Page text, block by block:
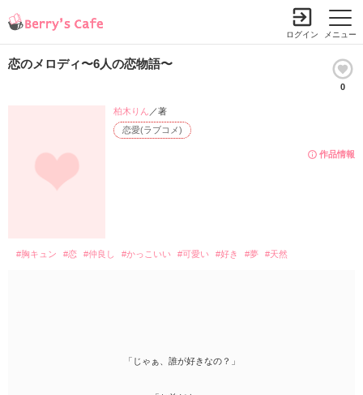
メニュー
ログイン
恋のメロディ〜6人の恋物語〜
0
作品情報
恋愛(ラブコメ)
柏木りん ／著
#胸キュン #恋 #仲良し #かっこいい #可愛い #好き #夢 #天然
「じゃぁ、誰が好きなの？」